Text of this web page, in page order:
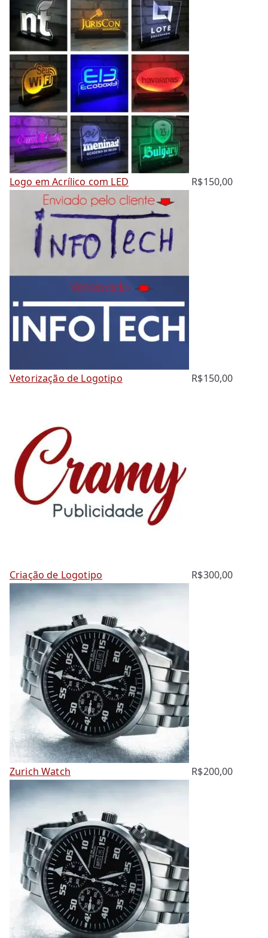
Logo em Acrílico com LED R$150,00
Vetorização de Logotipo R$150,00
Criação de Logotipo R$300,00
Zurich Watch R$200,00